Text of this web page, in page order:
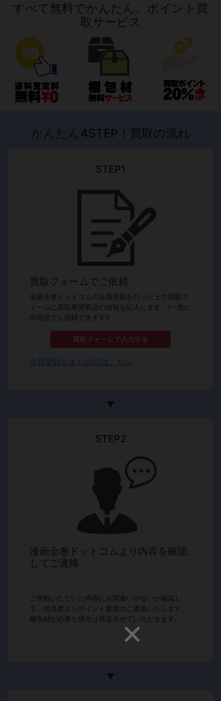
すべて無料でかんたん、ポイント買
取サービス
かんたん4STEP！買取の流れ
STEP1
買取フォームでご依頼
漫画全巻ドットコムの会員登録を行った上で買取フ
ォームに買取希望商品の情報を記入します。(一度に
何商品でも登録できます!)
買取フォームで入力する
会員登録がまだの方はこちら
▼
STEP2
漫画全巻ドットコムより内容を確認
してご連絡
ご依頼いただいた内容にお間違いがないか確認し
て、担当者よりポイント査定のご連絡いたします。
梱包材が必要な場合は発送させていただきます。
▼